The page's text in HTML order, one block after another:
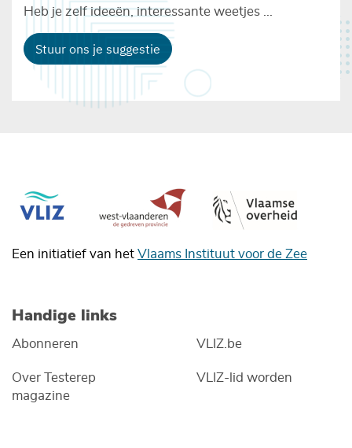
Heb je zelf ideeën, interessante weetjes ...
Stuur ons je suggestie
Een initiatief van het Vlaams Instituut voor de Zee
Handige links
Abonneren
Over Testerep
magazine
VLIZ.be
VLIZ-lid worden